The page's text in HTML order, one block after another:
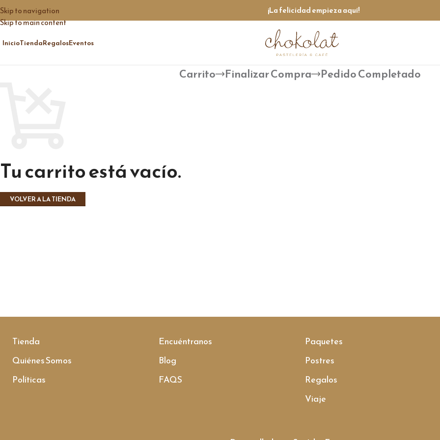
Skip to navigation
Skip to main content
¡La felicidad empieza aquí!
InicioTiendaRegalosEventos
Carrito Finalizar Compra Pedido Completado
Tu carrito está vacío.
VOLVER A LA TIENDA
Tienda
Quiénes Somos
Políticas
Encuéntranos
Blog
FAQS
Paquetes
Postres
Regalos
Viaje